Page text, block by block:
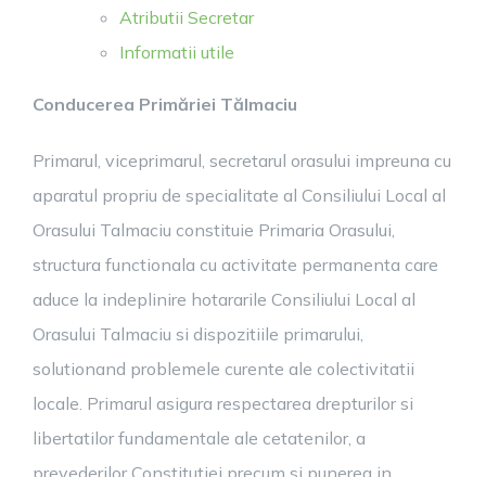
Atributii Secretar
Informatii utile
Conducerea Primăriei Tălmaciu
Primarul, viceprimarul, secretarul orasului impreuna cu
aparatul propriu de specialitate al Consiliului Local al
Orasului Talmaciu constituie Primaria Orasului,
structura functionala cu activitate permanenta care
aduce la indeplinire hotararile Consiliului Local al
Orasului Talmaciu si dispozitiile primarului,
solutionand problemele curente ale colectivitatii
locale. Primarul asigura respectarea drepturilor si
libertatilor fundamentale ale cetatenilor, a
prevederilor Constitutiei precum si punerea in